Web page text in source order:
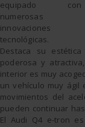
equipado con
numerosas
innovaciones
tecnológicas.
Destaca su estética
poderosa y
interior es muy
un vehículo muy
movimientos del
pueden continuar
El Audi Q4 e-tron